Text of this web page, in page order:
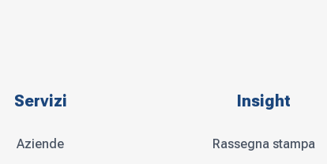
Servizi
Aziende
Insight
Rassegna stampa